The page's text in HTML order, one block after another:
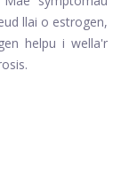
llai o estrogen,
helpu i wella'r